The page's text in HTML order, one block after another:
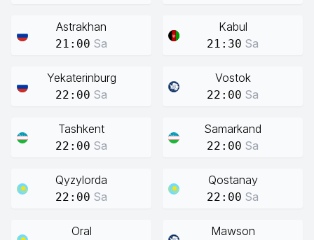
Astrakhan
21:00 Sa
Kabul
21:30 Sa
Yekaterinburg
22:00 Sa
Vostok
22:00 Sa
Tashkent
22:00 Sa
Samarkand
22:00 Sa
Qyzylorda
22:00 Sa
Qostanay
22:00 Sa
Oral Mawson